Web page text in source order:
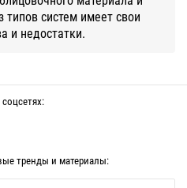
систем имеет свои
и недостатки.
тренды и материалы: